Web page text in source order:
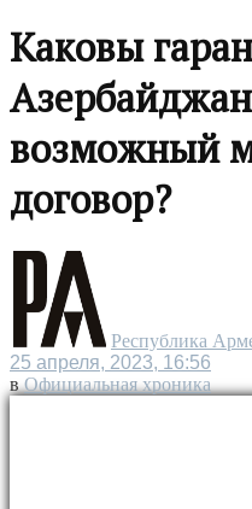
Каковы
возможный
договор?
Республика
25 апреля, 2023, 16:56
в Официальная хроника